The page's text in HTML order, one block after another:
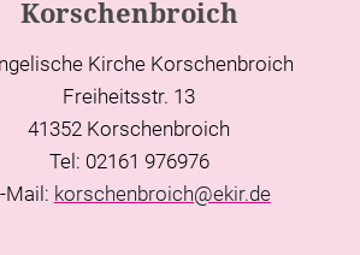
Korschenbroich
Kirche Korschenbroich
Freiheitsstr. 13
41352 Korschenbroich
Tel: 02161 976976
Mail: korschenbroich@ekir.de